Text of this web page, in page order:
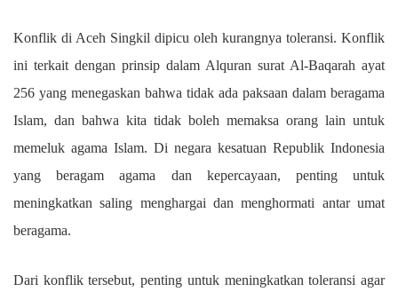
Konflik di Aceh Singkil dipicu oleh kurangnya toleransi. Konflik
ini terkait dengan prinsip dalam Alquran surat Al-Baqarah ayat
256 yang menegaskan bahwa tidak ada paksaan dalam beragama
Islam, dan bahwa kita tidak boleh memaksa orang lain untuk
memeluk agama Islam. Di negara kesatuan Republik Indonesia
yang beragam agama dan kepercayaan, penting untuk
meningkatkan saling menghargai dan menghormati antar umat
beragama.
Dari konflik tersebut, penting untuk meningkatkan toleransi agar